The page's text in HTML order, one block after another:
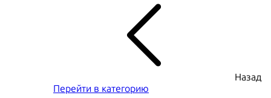
Назад
Перейти в категорию